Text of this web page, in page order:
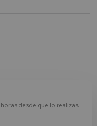
desde que lo realizas.